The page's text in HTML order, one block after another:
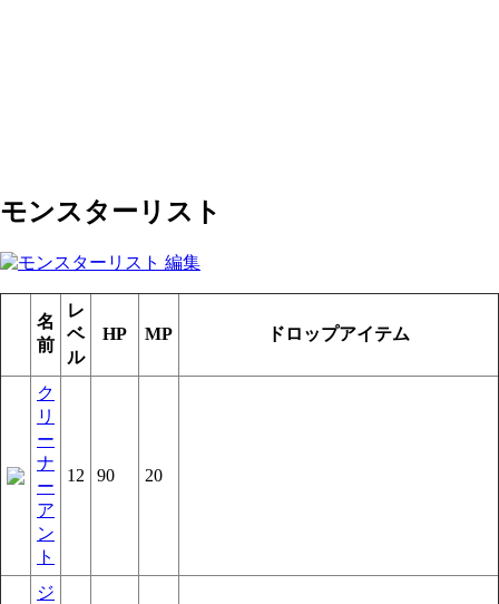
モンスターリスト
名
前
レ
ベ
ル
HP MP ドロップアイテム
ク
リ
ー
ナ
ー
ア
ン
ト
12 90 20
ジ